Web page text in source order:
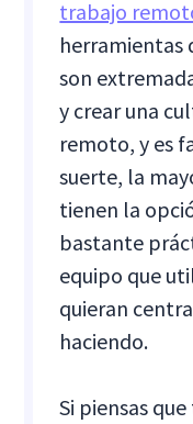
trabajo
herramientas
son
y crear una
remoto, y es
suerte, la
tienen la
bastante
equipo que
quieran
haciendo.
Si piensas